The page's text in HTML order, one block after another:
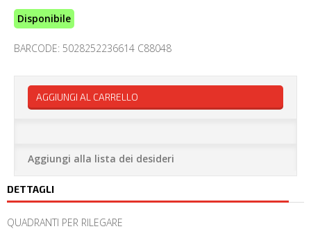
Disponibile
BARCODE: 5028252236614 C88048
AGGIUNGI AL CARRELLO
Aggiungi alla lista dei desideri
DETTAGLI
QUADRANTI PER RILEGARE